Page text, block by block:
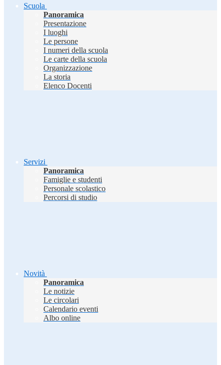
Scuola
Panoramica
Presentazione
I luoghi
Le persone
I numeri della scuola
Le carte della scuola
Organizzazione
La storia
Elenco Docenti
Servizi
Panoramica
Famiglie e studenti
Personale scolastico
Percorsi di studio
Novità
Panoramica
Le notizie
Le circolari
Calendario eventi
Albo online